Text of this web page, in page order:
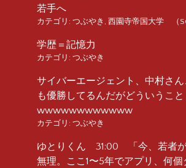
若手へ
カテゴリ: つぶやき 西園寺帝国大学 （
学歴＝記憶力
カテゴリ: つぶやき
サイバーエージェント、中村さ
も優勝してるんだがどういうこと
wwwwwwwwwwww
カテゴリ: つぶやき
ゆとりくん 31:00 「今、若者
無理。ここ1〜5年でアプリ、何個